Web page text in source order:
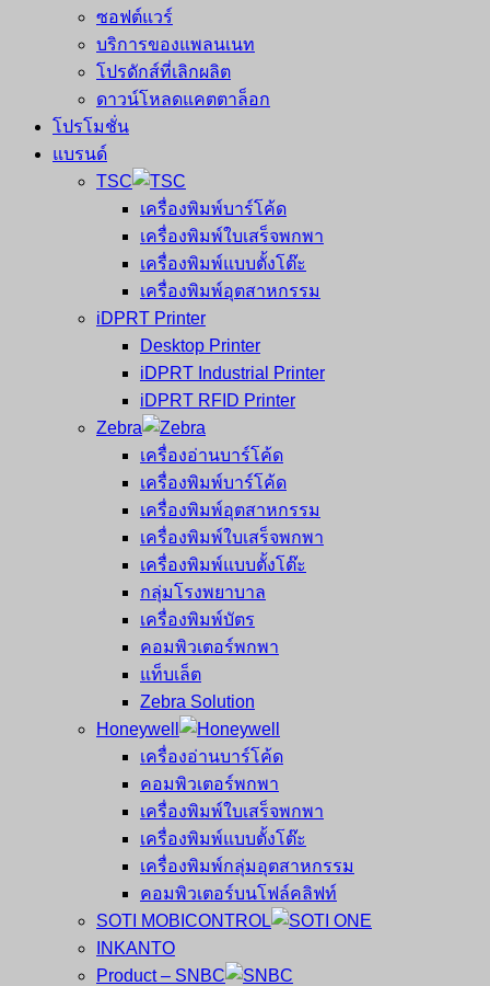
ซอฟต์แวร์
บริการของแพลนเนท
โปรดักส์ที่เลิกผลิต
ดาวน์โหลดแคตตาล็อก
โปรโมชั่น
แบรนด์
TSC
เครื่องพิมพ์บาร์โค้ด
เครื่องพิมพ์ใบเสร็จพกพา
เครื่องพิมพ์แบบตั้งโต๊ะ
เครื่องพิมพ์อุตสาหกรรม
iDPRT Printer
Desktop Printer
iDPRT Industrial Printer
iDPRT RFID Printer
Zebra
เครื่องอ่านบาร์โค้ด
เครื่องพิมพ์บาร์โค้ด
เครื่องพิมพ์อุตสาหกรรม
เครื่องพิมพ์ใบเสร็จพกพา
เครื่องพิมพ์แบบตั้งโต๊ะ
กลุ่มโรงพยาบาล
เครื่องพิมพ์บัตร
คอมพิวเตอร์พกพา
แท็บเล็ต
Zebra Solution
Honeywell
เครื่องอ่านบาร์โค้ด
คอมพิวเตอร์พกพา
เครื่องพิมพ์ใบเสร็จพกพา
เครื่องพิมพ์แบบตั้งโต๊ะ
เครื่องพิมพ์กลุ่มอุตสาหกรรม
คอมพิวเตอร์บนโฟล์คลิฟท์
SOTI MOBICONTROL
INKANTO
Product – SNBC